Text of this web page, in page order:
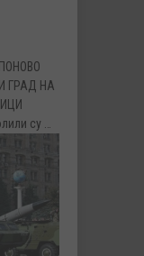
ГРАД НА
су …